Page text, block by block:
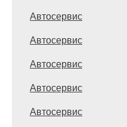
Автосервис
Автосервис
Автосервис
Автосервис
Автосервис